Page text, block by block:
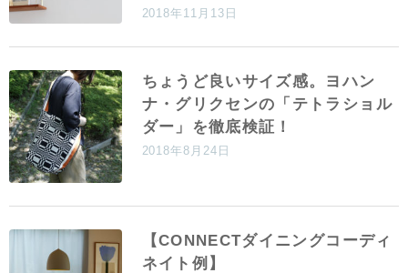
2018年11月13日
ちょうど良いサイズ感。ヨハン
ナ・グリクセンの「テトラショル
ダー」を徹底検証！
2018年8月24日
【CONNECTダイニングコーディ
ネイト例】